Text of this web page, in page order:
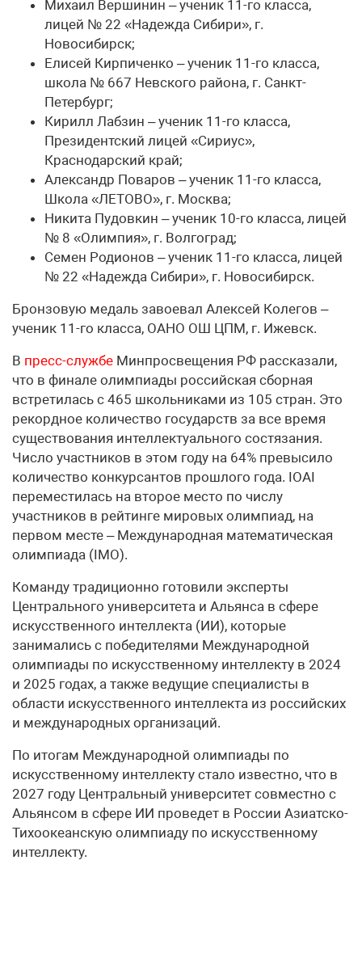
Михаил Вершинин – ученик 11-го класса,
лицей № 22 «Надежда Сибири», г.
Новосибирск;
Елисей Кирпиченко – ученик 11-го класса,
школа № 667 Невского района, г. Санкт-
Петербург;
Кирилл Лабзин – ученик 11-го класса,
Президентский лицей «Сириус»,
Краснодарский край;
Александр Поваров – ученик 11-го класса,
Школа «ЛЕТОВО», г. Москва;
Никита Пудовкин – ученик 10-го класса, лицей
№ 8 «Олимпия», г. Волгоград;
Семен Родионов – ученик 11-го класса, лицей
№ 22 «Надежда Сибири», г. Новосибирск.
Бронзовую медаль завоевал Алексей Колегов –
ученик 11-го класса, ОАНО ОШ ЦПМ, г. Ижевск.
В пресс-службе Минпросвещения РФ рассказали,
что в финале олимпиады российская сборная
встретилась с 465 школьниками из 105 стран. Это
рекордное количество государств за все время
существования интеллектуального состязания.
Число участников в этом году на 64% превысило
количество конкурсантов прошлого года. IOAI
переместилась на второе место по числу
участников в рейтинге мировых олимпиад, на
первом месте – Международная математическая
олимпиада (IMO).
Команду традиционно готовили эксперты
Центрального университета и Альянса в сфере
искусственного интеллекта (ИИ), которые
занимались с победителями Международной
олимпиады по искусственному интеллекту в 2024
и 2025 годах, а также ведущие специалисты в
области искусственного интеллекта из российских
и международных организаций.
По итогам Международной олимпиады по
искусственному интеллекту стало известно, что в
2027 году Центральный университет совместно с
Альянсом в сфере ИИ проведет в России Азиатско-
Тихоокеанскую олимпиаду по искусственному
интеллекту.